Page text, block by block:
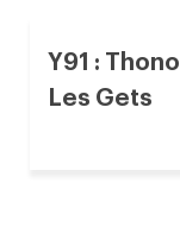
Y91 :
Les Gets